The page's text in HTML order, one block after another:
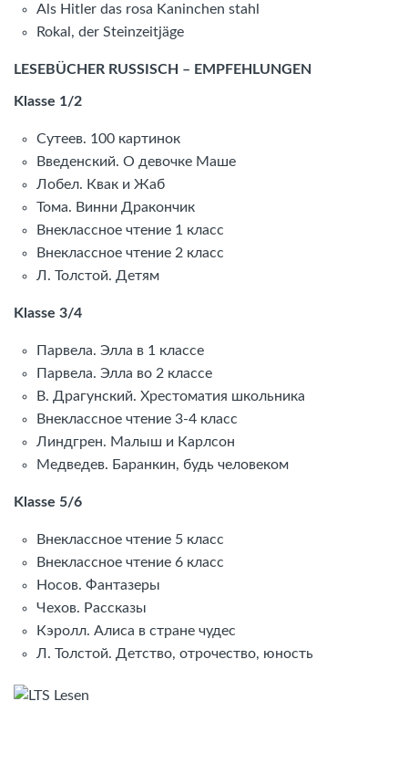
Als Hitler das rosa Kaninchen stahl
Rokal, der Steinzeitjäge
LESEBÜCHER RUSSISCH – EMPFEHLUNGEN
Klasse 1/2
Сутеев. 100 картинок
Введенский. О девочке Маше
Лобел. Квак и Жаб
Тома. Винни Дракончик
Внеклассное чтение 1 класс
Внеклассное чтение 2 класс
Л. Толстой. Детям
Klasse 3/4
Парвела. Элла в 1 классе
Парвела. Элла во 2 классе
В. Драгунский. Хрестоматия школьника
Внеклассное чтение 3-4 класс
Линдгрен. Малыш и Карлсон
Медведев. Баранкин, будь человеком
Klasse 5/6
Внеклассное чтение 5 класс
Внеклассное чтение 6 класс
Носов. Фантазеры
Чехов. Рассказы
Кэролл. Алиса в стране чудес
Л. Толстой. Детство, отрочество, юность